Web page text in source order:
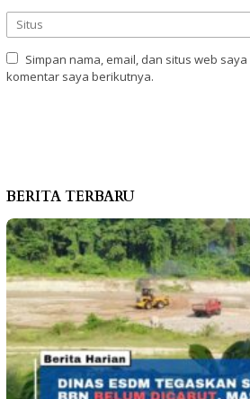
Simpan nama, email, dan situs web
komentar saya berikutnya.
BERITA TERBARU